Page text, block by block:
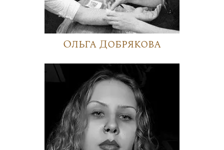
Ольга Добрякова